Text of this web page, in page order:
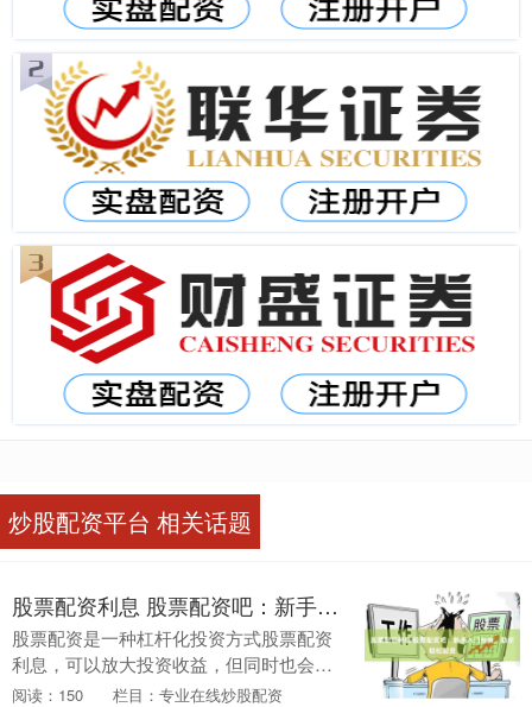
炒股配资平台 相关话题
股票配资利息 股票配资吧：新手入门指南，助你轻松配资
股票配资是一种杠杆化投资方式股票配资
利息，可以放大投资收益，但同时也会增
加风险。对于新手投资者来说，了解股票
阅读：150 栏目：专业在线炒股配资